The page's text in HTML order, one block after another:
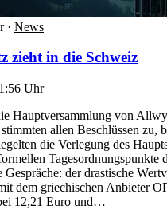
· News
zieht in die Schweiz
Uhr
Hauptversammlung von
allen Beschlüssen zu,
die Verlegung des
Tagesordnungspunkte
Gespräche: der drastische
dem griechischen Anbieter
12,21 Euro und…